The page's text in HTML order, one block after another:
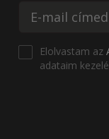
Elolvastam az
adataim